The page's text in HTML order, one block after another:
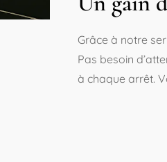
Grâce à notre
Pas besoin
à chaque arrêt.